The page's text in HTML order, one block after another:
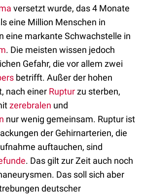
versetzt wurde, das 4 Monate
eine Million Menschen in
eine markante Schwachstelle in
. Die meisten wissen jedoch
Gefahr, die vor allem zwei
betrifft. Außer der hohen
nach einer Rupturzu sterben,
zerebralen und
nur wenig gemeinsam. Ruptur ist
der Gehirnarterien, die
auftauchen, sind
. Das gilt zur Zeit auch noch
Das soll sich aber
deutscher